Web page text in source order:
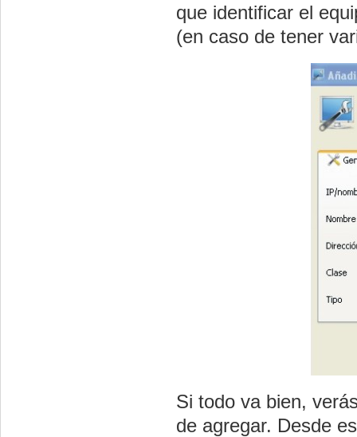
que identificar el
(en caso de tener
Si todo va bien,
de agregar. Desde